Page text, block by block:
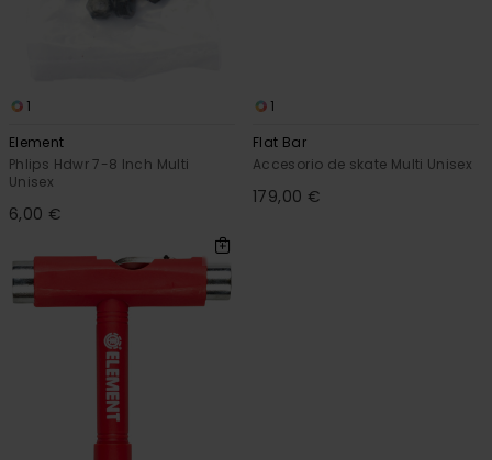
1
Element
Phlips Hdwr 7-8 Inch Multi
Unisex
6,00 €
1
Flat Bar
Accesorio de skate Multi Unisex
179,00 €